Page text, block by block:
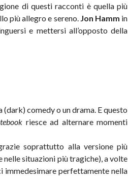
di questi racconti è quella più
più allegro e sereno. Jon Hamm in
e mettersi all’opposto della
comedy o un drama. E questo
riesce ad alternare momenti
soprattutto alla versione più
nelle situazioni più tragiche), a volte
perfettamente nella